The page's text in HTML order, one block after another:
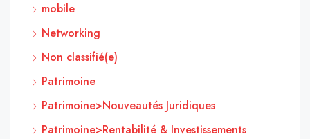
mobile
Networking
Non classifié(e)
Patrimoine
Patrimoine>Nouveautés Juridiques
Patrimoine>Rentabilité & Investissements